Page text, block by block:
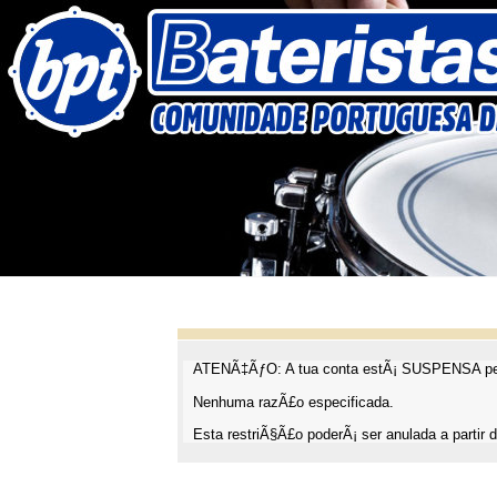
ATENÃ‡ÃƒO: A tua conta estÃ¡ SUSPENSA
Nenhuma razÃ£o especificada.
Esta restriÃ§Ã£o poderÃ¡ ser anulada a partir